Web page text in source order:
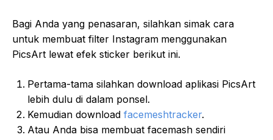
Bagi Anda yang penasaran, silahkan simak cara
untuk membuat filter Instagram menggunakan
PicsArt lewat efek sticker berikut ini.
Pertama-tama silahkan download aplikasi PicsArt
lebih dulu di dalam ponsel.
Kemudian download facemeshtracker.
Atau Anda bisa membuat facemash sendiri